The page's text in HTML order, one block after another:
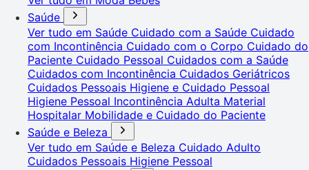
Saúde
Ver tudo em Saúde Cuidado com a Saúde Cuidado
com Incontinência Cuidado com o Corpo Cuidado do
Paciente Cuidado Pessoal Cuidados com a Saúde
Cuidados com Incontinência Cuidados Geriátricos
Cuidados Pessoais Higiene e Cuidado Pessoal
Higiene Pessoal Incontinência Adulta Material
Hospitalar Mobilidade e Cuidado do Paciente
Saúde e Beleza
Ver tudo em Saúde e Beleza Cuidado Adulto
Cuidados Pessoais Higiene Pessoal